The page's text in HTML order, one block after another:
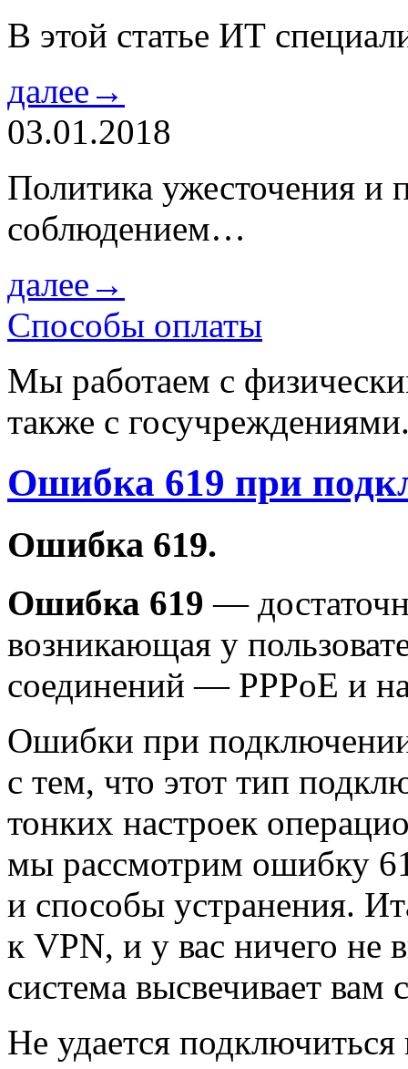
В этой статье ИТ
далее→
03.01.2018
Политика ужесточения и
соблюдением…
далее→
Способы оплаты
Мы работаем с
также с
Ошибка 619 при
Ошибка 619.
Ошибка 619 —
возникающая у
соединений — PPPoE и
Ошибки при подключении
с тем, что этот тип
тонких настроек
мы рассмотрим ошибку
и способы устранения.
к VPN, и у вас ничего не
система высвечивает
Не удается